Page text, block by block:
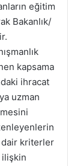
eğitim
Bakanlık/
kapsama
ihracat
uzman
dair kriterler
ilişkin